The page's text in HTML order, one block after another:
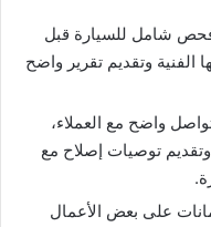
فحص شامل للسيارة قبل
الفنية وتقديم تقرير واضح
واضح مع العملاء،
توصيات إصلاح مع
على بعض الأعمال